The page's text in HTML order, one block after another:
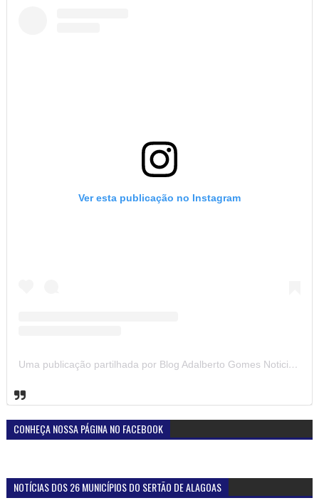
Ver esta publicação no Instagram
Uma publicação partilhada por Blog Adalberto Gomes Noticias (@blogadalbertogomesnoticiass)
CONHEÇA NOSSA PÁGINA NO FACEBOOK
NOTÍCIAS DOS 26 MUNICÍPIOS DO SERTÃO DE ALAGOAS